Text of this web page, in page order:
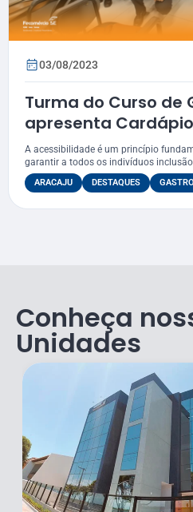
03/08/2023
Turma do Curso de
apresenta
tema de Projeto
A acessibilidade é um princípio
garantir a todos os indivíduos
ARACAJU DESTAQUES
Conheça
Unidades